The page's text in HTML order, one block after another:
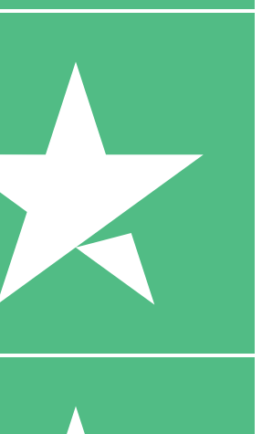
10 Downloaden
20 00